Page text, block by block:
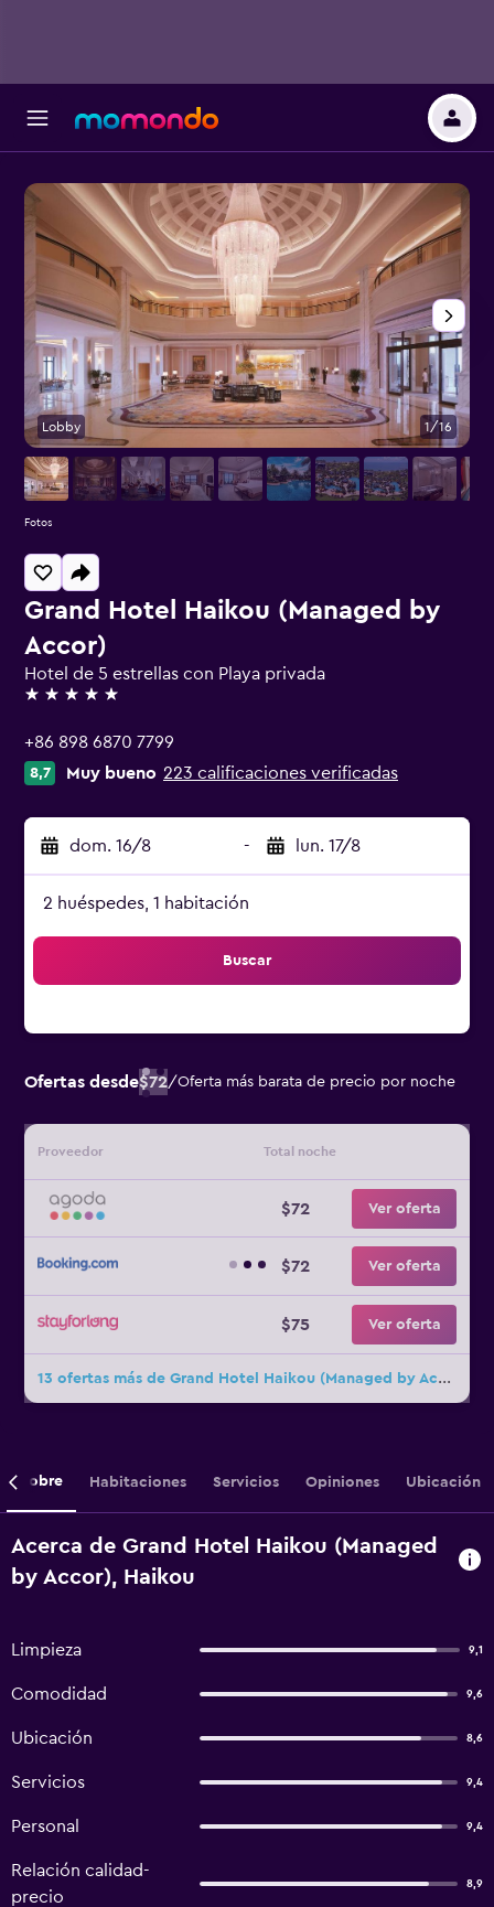
Grand Hotel Haikou (Managed by
Accor)
Hotel de 5 estrellas con Playa privada
5 estrellas
+86 898 6870 7799
8,7 Muy bueno 223 calificaciones verificadas
dom. 16/8 - lun. 17/8
2 huéspedes, 1 habitación
Buscar
Ofertas desde$72/Oferta más barata de precio por noche
Proveedor Total noche
$72 Ver oferta
$72 Ver oferta
$75 Ver oferta
13 ofertas más de Grand Hotel Haikou (Managed by Accor)
Lobby 1/16
Fotos
Sobre Habitaciones Servicios Opiniones Ubicación
Acerca de Grand Hotel Haikou (Managed
by Accor), Haikou
Limpieza 9,1
Comodidad 9,6
Ubicación 8,6
Servicios 9,4
Personal 9,4
Relación calidad-
precio
8,9